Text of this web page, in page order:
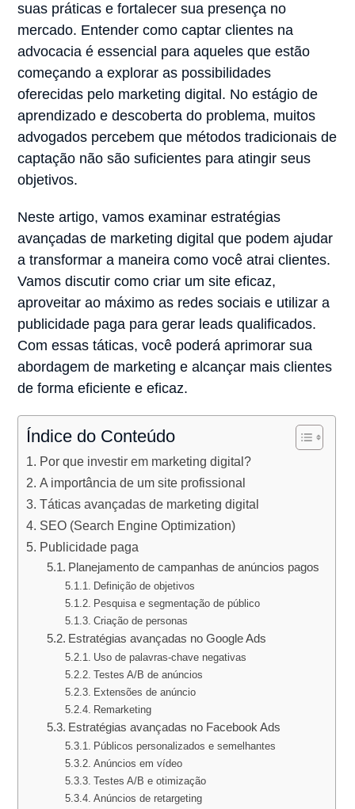
suas práticas e fortalecer sua presença no
mercado. Entender como captar clientes na
advocacia é essencial para aqueles que estão
começando a explorar as possibilidades
oferecidas pelo marketing digital. No estágio de
aprendizado e descoberta do problema, muitos
advogados percebem que métodos tradicionais de
captação não são suficientes para atingir seus
objetivos.
Neste artigo, vamos examinar estratégias
avançadas de marketing digital que podem ajudar
a transformar a maneira como você atrai clientes.
Vamos discutir como criar um site eficaz,
aproveitar ao máximo as redes sociais e utilizar a
publicidade paga para gerar leads qualificados.
Com essas táticas, você poderá aprimorar sua
abordagem de marketing e alcançar mais clientes
de forma eficiente e eficaz.
Índice do Conteúdo
Por que investir em marketing digital?
A importância de um site profissional
Táticas avançadas de marketing digital
SEO (Search Engine Optimization)
Publicidade paga
Planejamento de campanhas de anúncios pagos
Definição de objetivos
Pesquisa e segmentação de público
Criação de personas
Estratégias avançadas no Google Ads
Uso de palavras-chave negativas
Testes A/B de anúncios
Extensões de anúncio
Remarketing
Estratégias avançadas no Facebook Ads
Públicos personalizados e semelhantes
Anúncios em vídeo
Testes A/B e otimização
Anúncios de retargeting